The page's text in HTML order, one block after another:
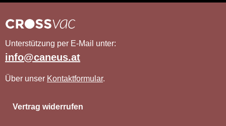
Unterstützung per E-Mail unter:
info@caneus.at
Über unser Kontaktformular.
Vertrag widerrufen